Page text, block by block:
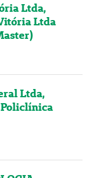
Ltda,
Ltda
Ltda,
Policlínica